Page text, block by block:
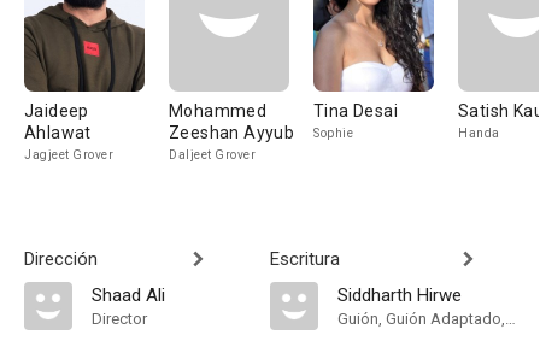
Jaideep
Ahlawat
Jagjeet Grover
Mohammed
Zeeshan Ayyub
Daljeet Grover
Tina Desai
Sophie
Satish
Handa
Dirección
Shaad Ali
Director
Escritura
Siddharth Hirwe
Guión, Guión Adaptado, Adaptation